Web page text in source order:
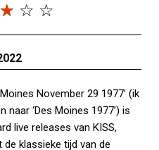
☆ ☆ ☆
November 29 1977’ (ik
‘Des Moines 1977’) is
live releases van KISS,
klassieke tijd van de